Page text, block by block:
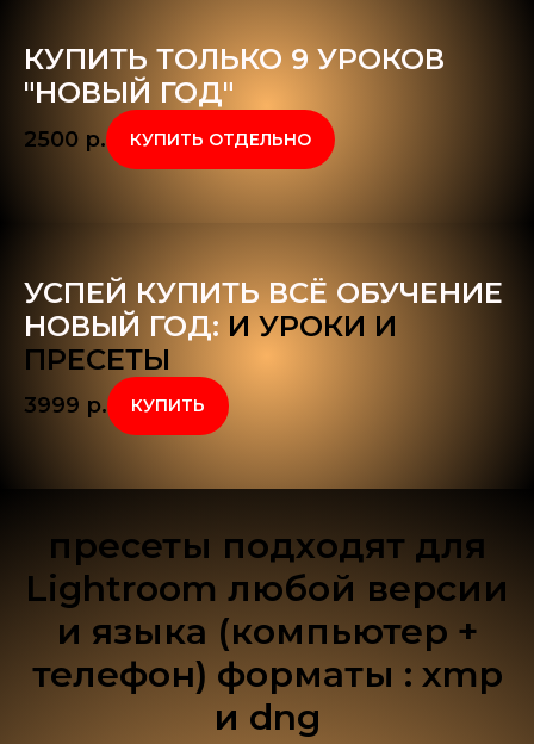
КУПИТЬ ТОЛЬКО 9 УРОКОВ
"НОВЫЙ ГОД"
2500 р. КУПИТЬ ОТДЕЛЬНО
УСПЕЙ КУПИТЬ ВСЁ ОБУЧЕНИЕ
НОВЫЙ ГОД: И УРОКИ И
ПРЕСЕТЫ
3999 р. КУПИТЬ
пресеты подходят для
Lightroom любой версии
и языка (компьютер +
телефон) форматы : xmp
и dng